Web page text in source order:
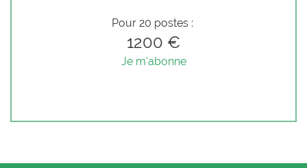
Pour 20 postes :
1200 €
Je m'abonne